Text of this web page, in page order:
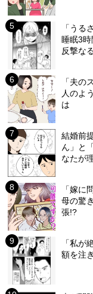
「うる
睡眠3
反撃な
「夫の
人のよ
は
結婚前
ん」と
なたが
「嫁に
母の驚
張!?
「私が
額を注